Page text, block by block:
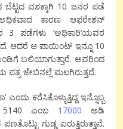
ವಶಕ್ಕಾಗಿ 10 ಜನರ ಪಡೆ
ಅಧಿಕವಾದ ಕಾರಣ ಆಫರೇಶನ್
3ಪಡೆಗಳು ‘ಅಧಿಕಾರಿ‘ಯವರ
ಆದರೆ ಆ ಪಾಯಿಂಟ್ ಇನ್ನೂ 10
ಬಲಿಯಾಗುತ್ತಾರೆ. ಅವರಿಂದ
ಪತ್ರ ಜೇಬಿನಲ್ಲೆ ಮಲಗಿರುತ್ತದೆ.
‘ ಎಂದು ಕರೆಸಿಕೊಳ್ಳುತ್ತಿದ್ದ ಇನ್ನೊಬ್ಬ
5140 ಎಂಬ 17000
ಅಡಿ
ಗುಡ್ಡ ಏರುತ್ತಿರುತ್ತಾನೆ.